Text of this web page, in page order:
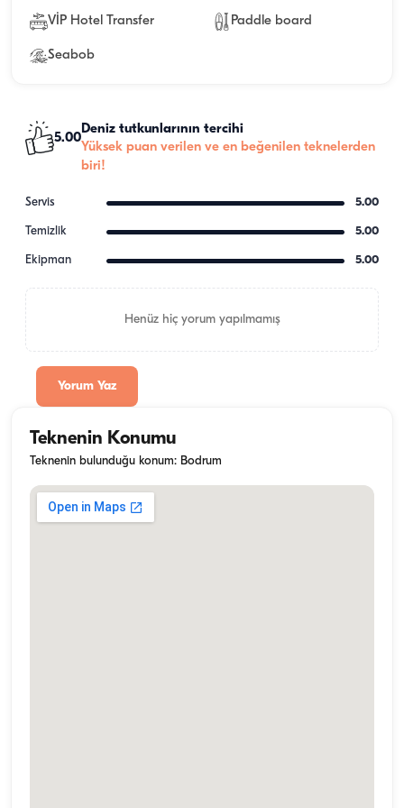
VİP Hotel Transfer Paddle board
Seabob
5.00
Deniz tutkunlarının tercihi
Yüksek puan verilen ve en beğenilen teknelerden
biri!
Servis 5.00
Temizlik 5.00
Ekipman 5.00
Henüz hiç yorum yapılmamış
Yorum Yaz
Teknenin Konumu
Teknenin bulunduğu konum: Bodrum